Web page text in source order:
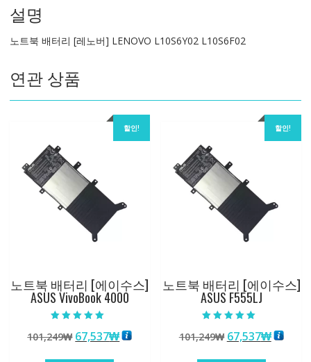
LENOVO
L10S6Y02
L10S6F02
량
설명
노트북 배터리 [레노버] LENOVO L10S6Y02 L10S6F02
연관 상품
할인!
노트북 배터리 [에이수스]
ASUS VivoBook 4000
5.00
로 평가됨
101,249₩ 원
67,537₩현
할인!
노트북 배터리 [에이수스]
ASUS F555LJ
5.00
로 평가됨
101,249₩ 원
67,537₩현